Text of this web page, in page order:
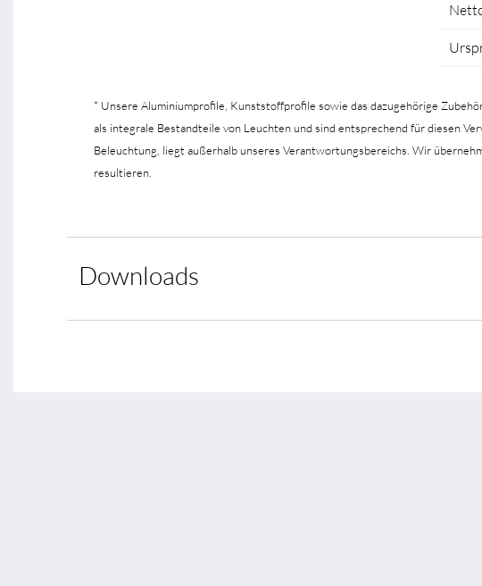
* Unsere Aluminiumprofile, Kunststoffprofile sowie das dazugehörige
als integrale Bestandteile von Leuchten und sind entsprechend für diesen
Beleuchtung, liegt außerhalb unseres Verantwortungsbereichs. Wir
resultieren.
Downloads